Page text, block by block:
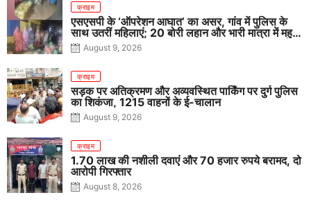
क्राइम
एसएसपी के ‘ऑपरेशन आघात’ का असर, गांव में पुलिस के
साथ उतरीं महिलाएं; 20 बोरी लहान और भारी मात्रा में महुआ
पास नष्ट
August 9, 2026
क्राइम
सड़क पर अतिक्रमण और अव्यवस्थित पार्किंग पर दुर्ग पुलिस
का शिकंजा, 1215 वाहनों के ई-चालान
August 9, 2026
क्राइम
1.70 लाख की नशीली दवाएं और 70 हजार रुपये बरामद, दो
आरोपी गिरफ्तार
August 8, 2026